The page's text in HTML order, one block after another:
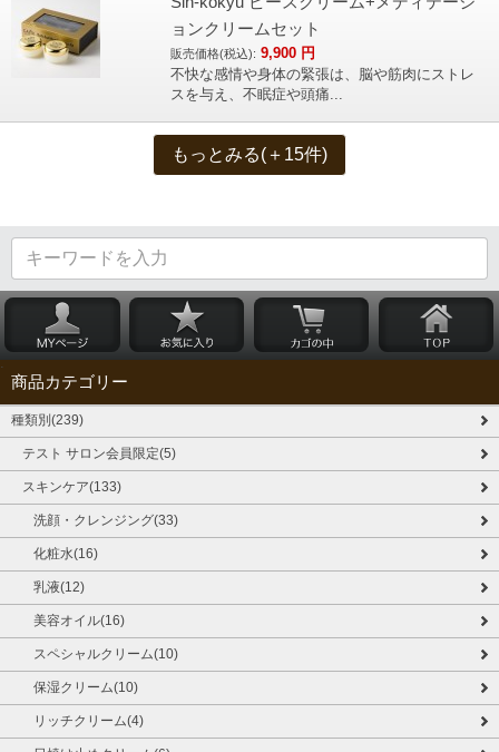
ョンクリームセット
販売価格(税込): 9,900 円
不快な感情や身体の緊張は、脳や筋肉にストレ
スを与え、不眠症や頭痛...
もっとみる(＋15件)
商品カテゴリー
種類別(239)
テスト サロン会員限定(5)
スキンケア(133)
洗顔・クレンジング(33)
化粧水(16)
乳液(12)
美容オイル(16)
スペシャルクリーム(10)
保湿クリーム(10)
リッチクリーム(4)